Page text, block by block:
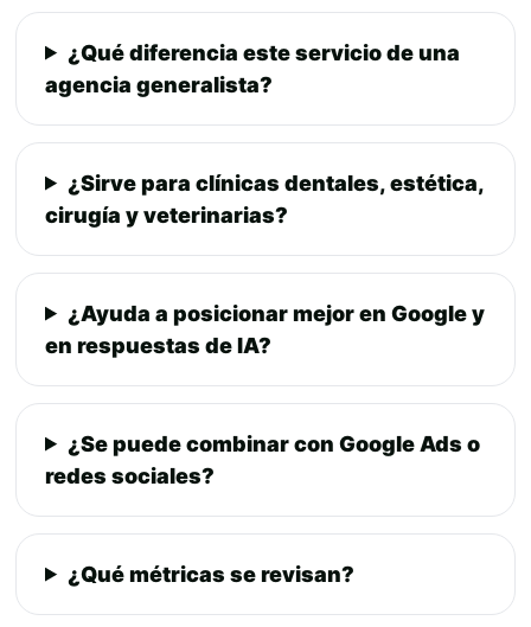
¿Qué diferencia este servicio de una
agencia generalista?
¿Sirve para clínicas dentales, estética,
cirugía y veterinarias?
¿Ayuda a posicionar mejor en Google y
en respuestas de IA?
¿Se puede combinar con Google Ads o
redes sociales?
¿Qué métricas se revisan?